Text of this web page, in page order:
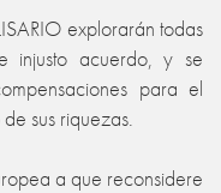
explorarán todas
injusto acuerdo, y se
para el
sus riquezas.
a que reconsidere